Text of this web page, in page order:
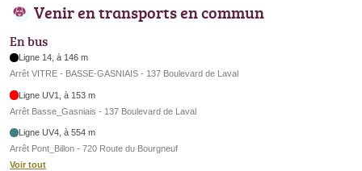
Venir en transports en commun
En bus
Ligne 14, à 146 m
Arrêt VITRE - BASSE-GASNIAIS - 137 Boulevard de Laval
Ligne UV1, à 153 m
Arrêt Basse_Gasniais - 137 Boulevard de Laval
Ligne UV4, à 554 m
Arrêt Pont_Billon - 720 Route du Bourgneuf
Voir tout